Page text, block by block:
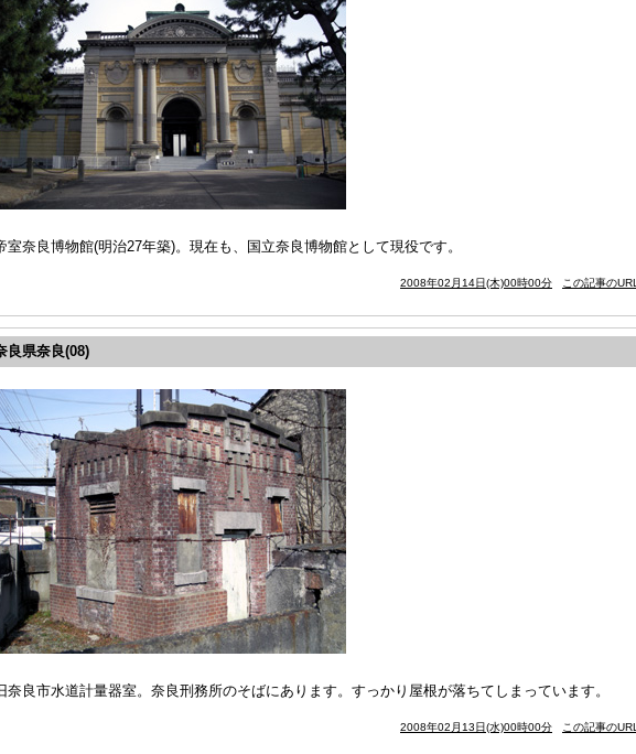
室奈良博物館(明治27年築)。現在も、国立奈良博物館として現役です。
2008年02月14日(木)00時00分 この記事のURL
良県奈良(08)
旧奈良市水道計量器室。奈良刑務所のそばにあります。すっかり屋根が落ちてしまっています。
2008年02月13日(水)00時00分 この記事のURL